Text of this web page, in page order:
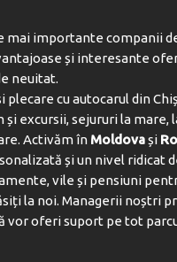
mai importante companii
și interesante
neuitat.
cu autocarul din
excursii, sejururi la mare,
Activăm în Moldovași
și un nivel ridicat
vile și pensiuni
la noi. Managerii noștri
vor oferi suport pe tot